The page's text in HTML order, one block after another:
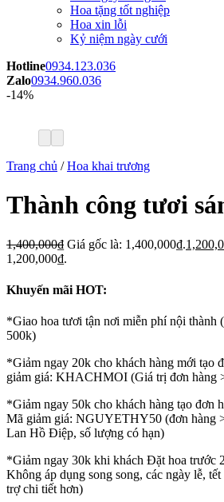
Hoa tặng tốt nghiệp
Hoa xin lỗi
Kỷ niệm ngày cưới
Hotline0934.123.036
Zalo0934.960.036
-14%
Trang chủ / Hoa khai trương
Thành công tươi
1,400,000₫ Giá gốc là: 1,400,000₫.
1,200,000₫.
Khuyến mãi HOT:
*Giao hoa tươi tận nơi miễn phí nội thành
500k)
*Giảm ngay 20k cho khách hàng mới tạo
giảm giá: KHACHMOI (Giá trị đơn hàng
*Giảm ngay 50k cho khách hàng tạo đơn
Mã giảm giá: NGUYETHY50 (đơn hàng
Lan Hồ Điệp, số lượng có hạn)
*Giảm ngay 30k khi khách Đặt hoa trước
Không áp dụng song song, các ngày lễ,
trợ chi tiết hơn)